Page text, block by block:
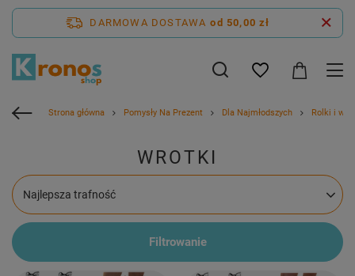
DARMOWA DOSTAWA od 50,00 zł
Strona główna Pomysły Na Prezent Dla Najmłodszych Rolki i
WROTKI
Zmień sortowanie
Najlepsza trafność
Filtrowanie